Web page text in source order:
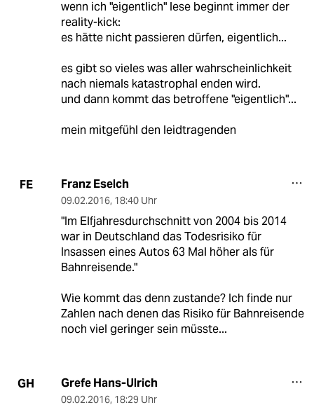
wenn ich "eigentlich" lese beginnt immer der
reality-kick:
es hätte nicht passieren dürfen, eigentlich...
es gibt so vieles was aller wahrscheinlichkeit
nach niemals katastrophal enden wird.
und dann kommt das betroffene "eigentlich"...
mein mitgefühl den leidtragenden
FE Franz Eselch
09.02.2016, 18:40 Uhr
"Im Elfjahresdurchschnitt von 2004 bis 2014
war in Deutschland das Todesrisiko für
Insassen eines Autos 63 Mal höher als für
Bahnreisende."
Wie kommt das denn zustande? Ich finde nur
Zahlen nach denen das Risiko für Bahnreisende
noch viel geringer sein müsste...
GH Grefe Hans-Ulrich
09.02.2016, 18:29 Uhr